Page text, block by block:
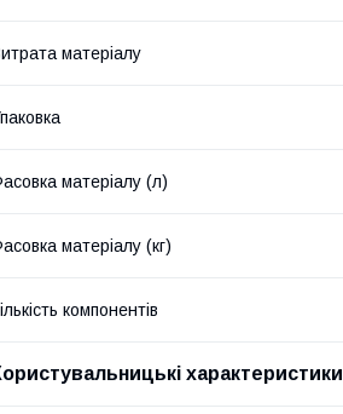
матеріалу
матеріалу (л)
матеріалу (кг)
компонентів
характеристики